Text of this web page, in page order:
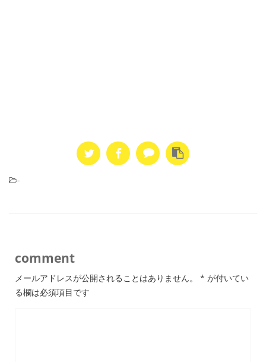
-
comment
メールアドレスが公開されることはありません。 * が付いてい
る欄は必須項目です